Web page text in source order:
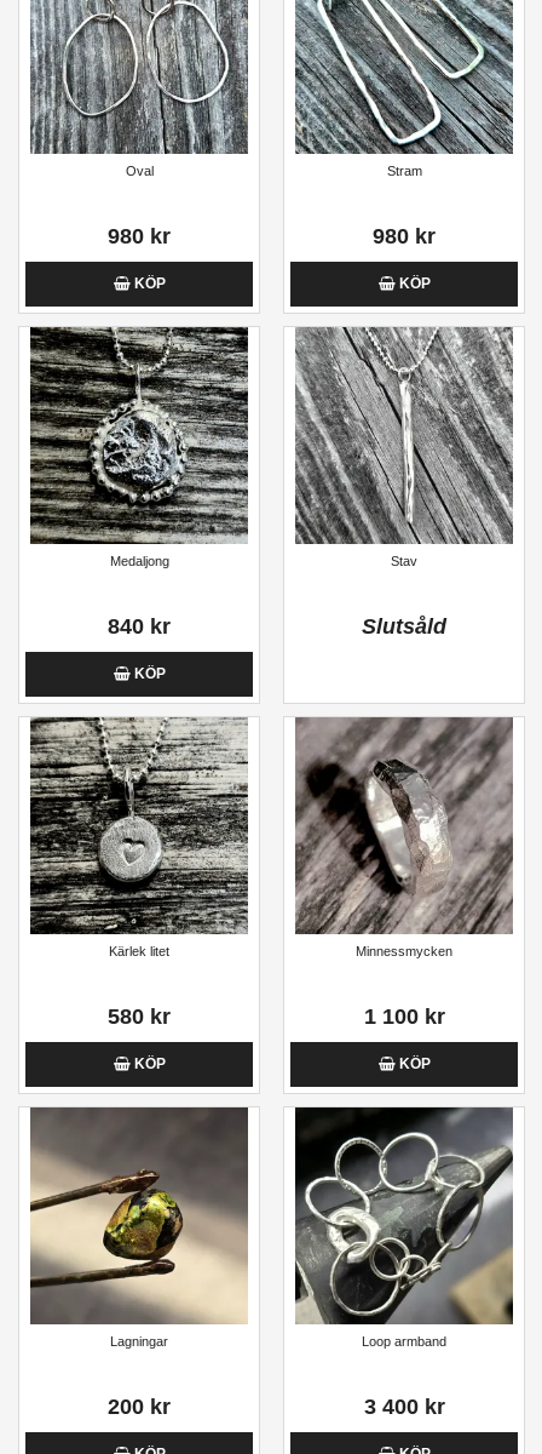
Oval
980 kr
KÖP
Stram
980 kr
KÖP
Medaljong
840 kr
KÖP
Stav
Slutsåld
Kärlek litet
580 kr
KÖP
Minnessmycken
1 100 kr
KÖP
Lagningar
200 kr
Loop armband
3 400 kr